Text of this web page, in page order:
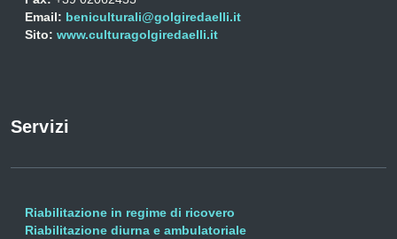
Email: beniculturali@golgiredaelli.it
Sito: www.culturagolgiredaelli.it
Servizi
Riabilitazione in regime di ricovero
Riabilitazione diurna e ambulatoriale